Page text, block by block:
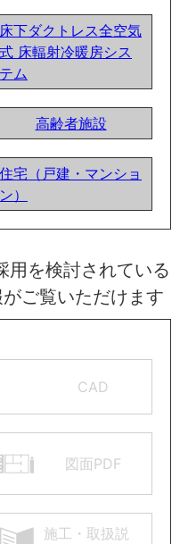
床下ダクトレス全空気
式 床輻射冷暖房シス
テム
高齢者施設
住宅（戸建・マンショ
ン）
用を検討されている
ご覧いただけます
CAD
図面PDF
施工・取扱説